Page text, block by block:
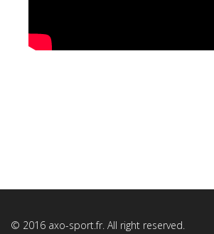
© 2016 axo-sport.fr. All right reserved.